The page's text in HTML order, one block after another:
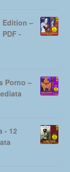
Edition –
-
Porno –
- 12